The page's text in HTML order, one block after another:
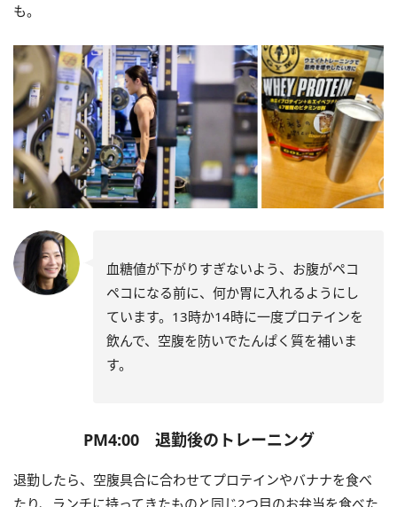
も。
血糖値が下がりすぎないよう、お腹がペコ
ペコになる前に、何か胃に入れるようにし
ています。13時か14時に一度プロテインを
飲んで、空腹を防いでたんぱく質を補いま
す。
PM4:00 退勤後のトレーニング
退勤したら、空腹具合に合わせてプロテインやバナナを食べ
たり、ランチに持ってきたものと同じ2つ目のお弁当を食べた